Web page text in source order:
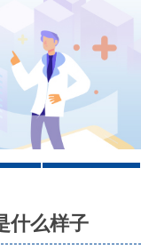
4
什么样子